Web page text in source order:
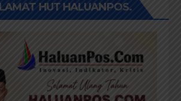
HUT HALUANPOS.